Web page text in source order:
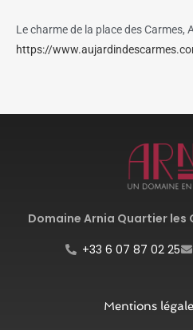
Le charme de la place des Carmes,
https://
Domaine Arnia Quartier les
+33 6 07 87 02 25
Mentions